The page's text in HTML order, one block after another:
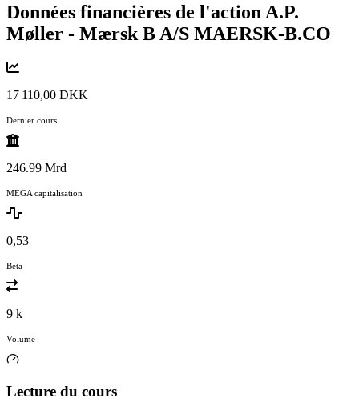
Données financières de l'action A.P.
Møller - Mærsk B A/S MAERSK-B.CO
17 110,00 DKK
Dernier cours
246.99 Mrd
MEGA capitalisation
0,53
Beta
9 k
Volume
Lecture du cours